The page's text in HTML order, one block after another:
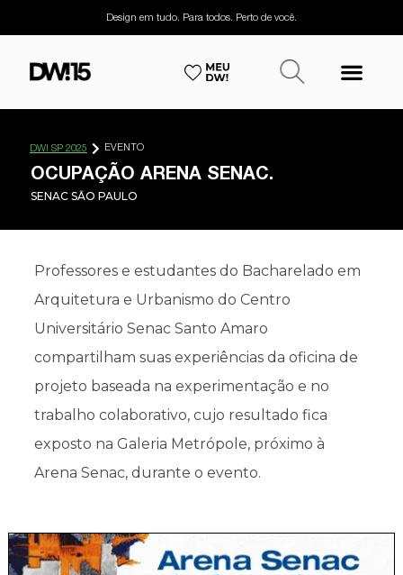
Design em tudo. Para todos. Perto de você.
DW! SP 2025 EVENTO
OCUPAÇÃO ARENA SENAC.
SENAC SĀO PAULO
​Professores e estudantes do Bacharelado em
Arquitetura e Urbanismo do Centro
Universitário Senac Santo Amaro
compartilham suas experiências da oficina de
projeto baseada na experimentação e no
trabalho colaborativo, cujo resultado fica
exposto na Galeria Metrópole, próximo à
Arena Senac, durante o evento.